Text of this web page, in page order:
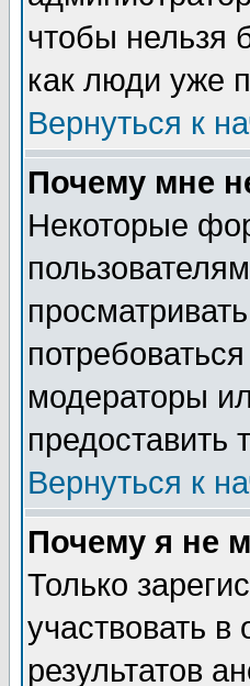
чтобы нельзя
как люди уже
Вернуться к
Почему мне
Некоторые
модераторы
предоставить
Вернуться к
Почему я не
Только
участвовать в
результатов